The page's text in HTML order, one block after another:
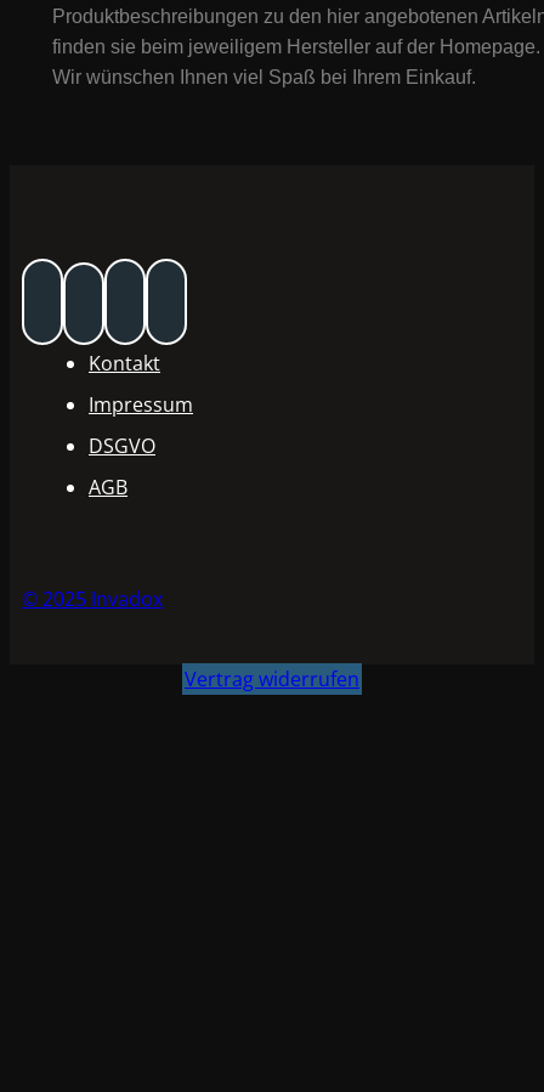
Produktbeschreibungen zu den hier angebotenen
finden sie beim jeweiligem Hersteller auf der Homepage.
Wir wünschen Ihnen viel Spaß bei Ihrem Einkauf.
Kontakt
Impressum
DSGVO
AGB
© 2025 Invadox
Vertrag widerrufen